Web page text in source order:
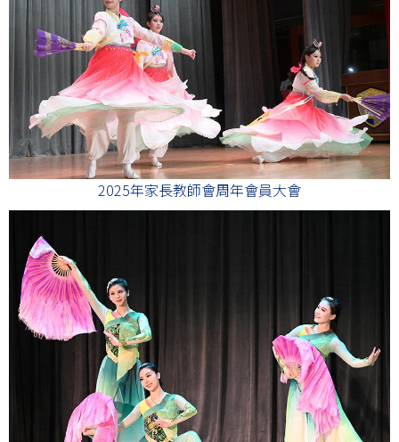
2025年家長教師會周年會員大會